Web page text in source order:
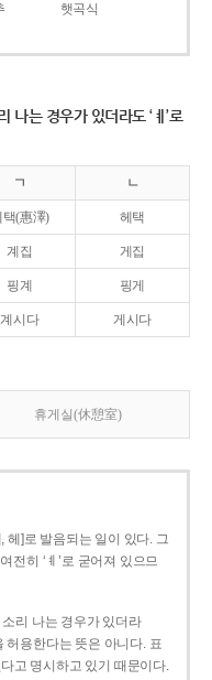
햇곡식
나는 경우가 있더라도 ‘ㅖ’로
ㄱ ㄴ
택(惠澤) 헤택
계집 게집
핑계 핑게
계시다 게시다
휴게실(休憩室)
헤]로 발음되는 일이 있다. 그
전히 ‘ㅖ’로 굳어져 있으므
소리 나는 경우가 있더라
허용한다는 뜻은 아니다. 표
고 명시하고 있기 때문이다.